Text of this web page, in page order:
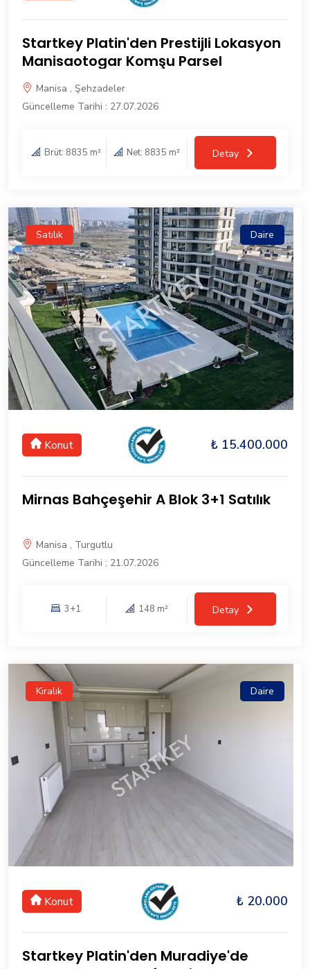
Startkey Platin'den Prestijli Lokasyon
Manisaotogar Komşu Parsel
Manisa , Şehzadeler
Güncelleme Tarihi : 27.07.2026
Brüt: 8835 m² Net: 8835 m² Detay
Satılık Daire
Konut ₺ 15.400.000
Mirnas Bahçeşehir A Blok 3+1 Satılık
Manisa , Turgutlu
Güncelleme Tarihi : 21.07.2026
3+1 148 m² Detay
Kiralık Daire
Konut ₺ 20.000
Startkey Platin'den Muradiye'de